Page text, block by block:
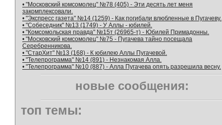
• "Московский комсомолец" №78 (405) - Эти десять лет меня
закомплексовали.
• "Экспресс газета" №14 (1259) - Как погибали влюбленные в Пугачеву.
• "Собеседник" №13 (1749) - У Аллы - юбилей.
• "Комсомольская правда" №15т (26965-т) - Юбилей Примадонны.
• "Московский комсомолец" №75 - Пугачева тайно посещала
Серебренникова.
• "СтарХит" №13 (168) - К юбилею Аллы Пугачевой.
• "Телепрограмма" №14 (891) - Незнакомая Алла.
• "Телепрограмма" №10 (887) - Алла Пугачева опять разрешила весну.
новые сообщения:
топ темы: